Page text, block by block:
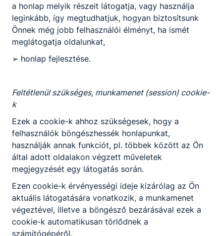
a honlap melyik részeit látogatja, vagy használja
leginkább, így megtudhatjuk, hogyan biztosítsunk
Önnek még jobb felhasználói élményt, ha ismét
meglátogatja oldalunkat,
➢ honlap fejlesztése.
Feltétlenül szükséges, munkamenet (session) cookie-
k
Ezek a cookie-k ahhoz szükségesek, hogy a
felhasználók böngészhessék honlapunkat,
használják annak funkciót, pl. többek között az Ön
által adott oldalakon végzett műveletek
megjegyzését egy látogatás során.
Ezen cookie-k érvényességi ideje kizárólag az Ön
aktuális látogatására vonatkozik, a munkamenet
végeztével, illetve a böngésző bezárásával ezek a
cookie-k automatikusan törlődnek a
számítógépéről.